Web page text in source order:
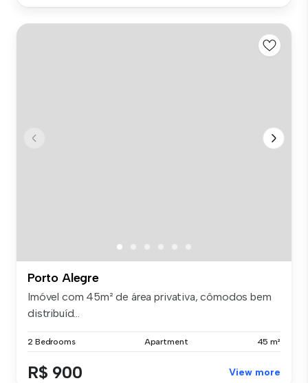
Porto Alegre
Imóvel com 45m² de área privativa, cômodos bem
distribuíd...
2 Bedrooms Apartment 45 m²
R$ 900 View more